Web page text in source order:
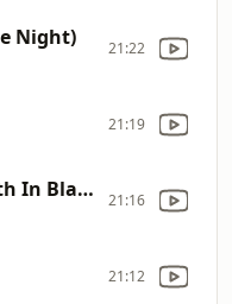
Night) 21:22
21:19
J. F. Alcaras - Sabbath In Black 21:16
21:12